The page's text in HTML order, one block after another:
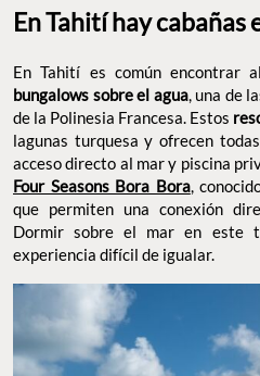
En Tahití hay cabañas
En Tahití es común encontrar
bungalows sobre el agua, una de
de la Polinesia Francesa. Estos
lagunas turquesa y ofrecen
acceso directo al mar y piscina
Four Seasons Bora Bora,
que permiten una conexión
Dormir sobre el mar en este
experiencia difícil de igualar.